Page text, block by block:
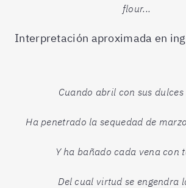
flour...
Interpretación aproximada en
Cuando abril con sus
Ha penetrado la sequedad de
Y ha bañado cada vena con
Del cual virtud se engendra